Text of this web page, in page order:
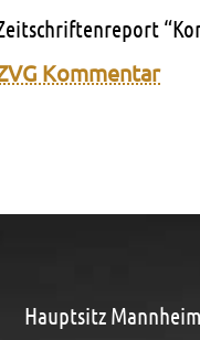
Kom­men­tar
Hauptsitz Mannheim